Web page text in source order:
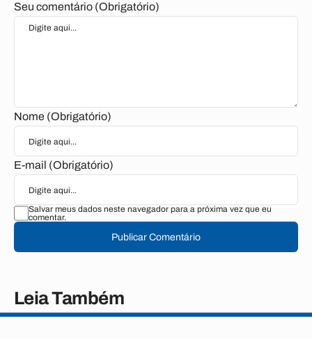
Seu comentário (Obrigatório)
Nome (Obrigatório)
E-mail (Obrigatório)
Salvar meus dados neste navegador para a próxima vez que eu
comentar.
Publicar Comentário
Leia Também